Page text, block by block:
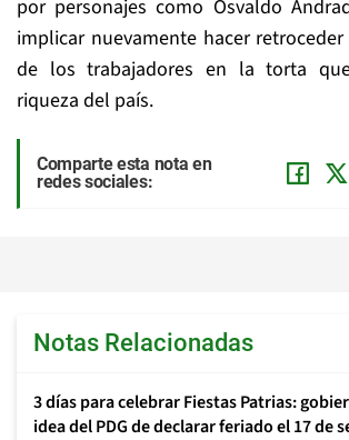
por personajes como Osvaldo
implicar nuevamente hacer
de los trabajadores en la torta
riqueza del país.
Comparte esta nota en
redes sociales:
Notas Relacionadas
3 días para celebrar Fiestas Patrias:
idea del PDG de declarar feriado el 17 de